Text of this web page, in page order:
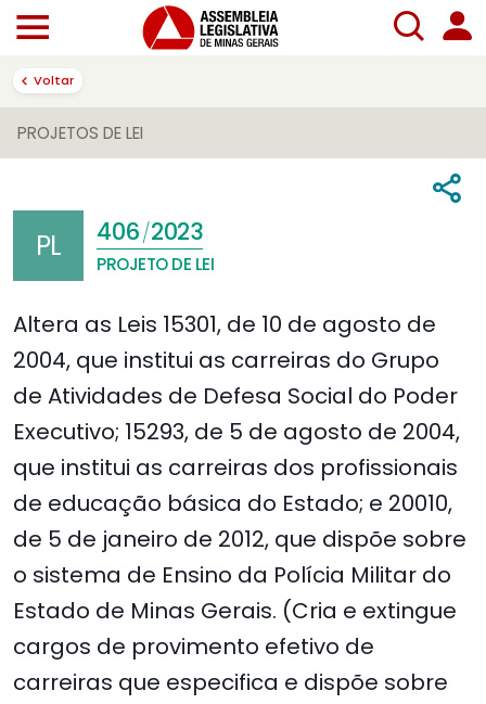
Voltar
PROJETOS DE LEI
PL 406/2023
PROJETO DE LEI
Altera as Leis 15301, de 10 de agosto de
2004, que institui as carreiras do Grupo
de Atividades de Defesa Social do Poder
Executivo; 15293, de 5 de agosto de 2004,
que institui as carreiras dos profissionais
de educação básica do Estado; e 20010,
de 5 de janeiro de 2012, que dispõe sobre
o sistema de Ensino da Polícia Militar do
Estado de Minas Gerais. (Cria e extingue
cargos de provimento efetivo de
carreiras que especifica e dispõe sobre